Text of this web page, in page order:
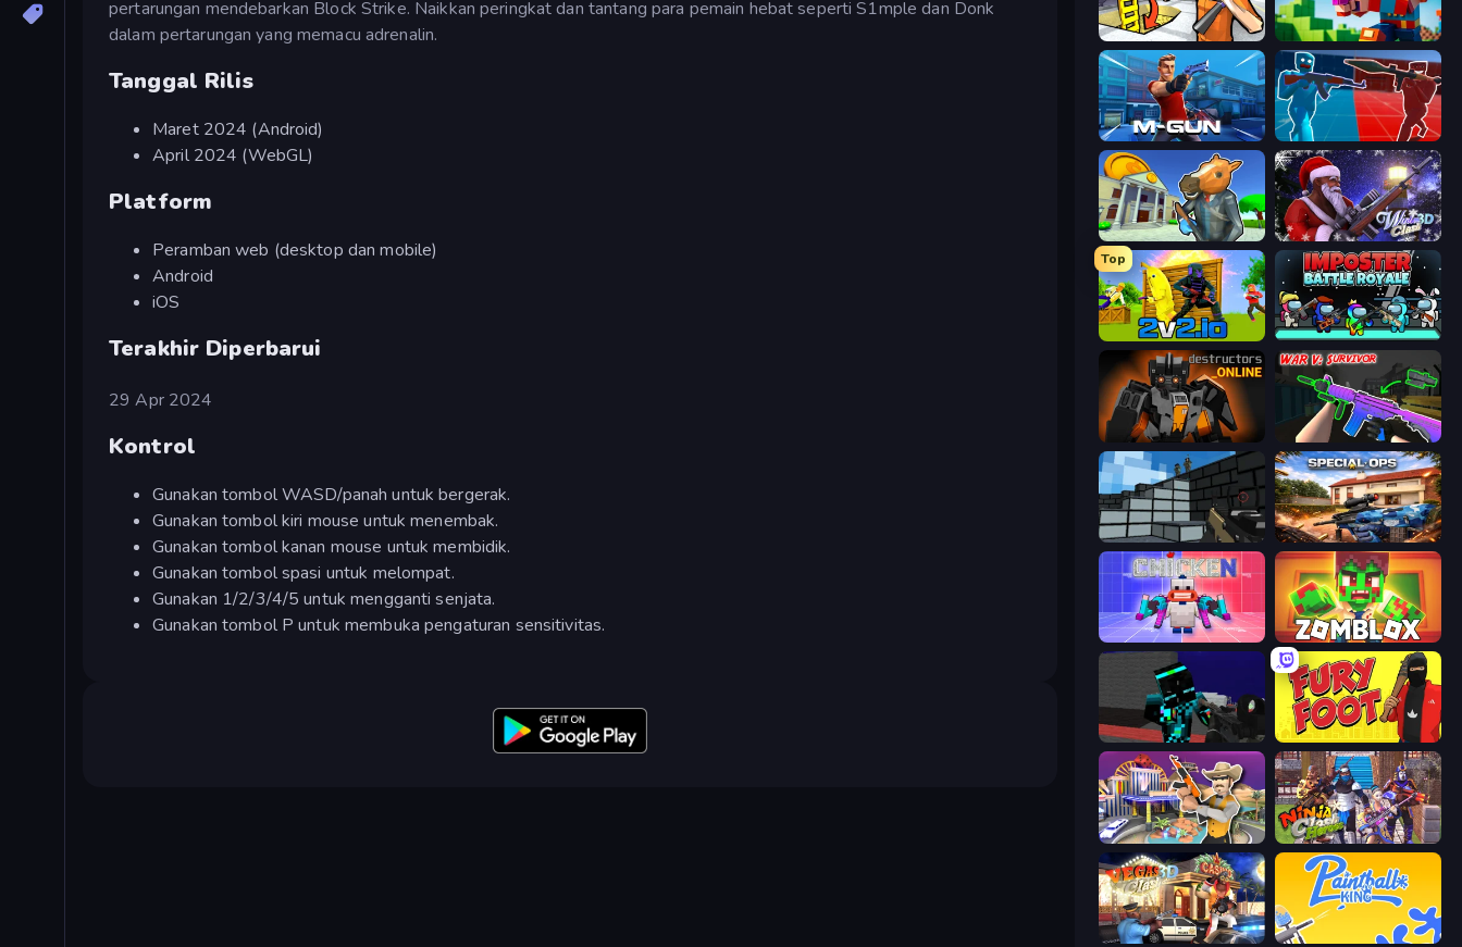
pertarungan mendebarkan Block Strike. Naikkan peringkat dan tantang para pemain hebat seperti S1mple dan Donk
dalam pertarungan yang memacu adrenalin.
Tanggal Rilis
Maret 2024 (Android)
April 2024 (WebGL)
Platform
Peramban web (desktop dan mobile)
Android
iOS
Terakhir Diperbarui
29 Apr 2024
Kontrol
Gunakan tombol WASD/panah untuk bergerak.
Gunakan tombol kiri mouse untuk menembak.
Gunakan tombol kanan mouse untuk membidik.
Gunakan tombol spasi untuk melompat.
Gunakan 1/2/3/4/5 untuk mengganti senjata.
Gunakan tombol P untuk membuka pengaturan sensitivitas.
Grand Escape: Prison Bit Gun.io
Muscle Gun.IO Battle of the Soldiers: Red vs Blue
Bank Robbery 3 Winter Clash 3D
Top
2v2.io Imposter Battle Royale
Destructors Online War V: Survivor
Pixel Gun 3D Special Ops: GO
Chicken CS Zomblox
Pixel Wars of Hero Fury Foot
Casino Robbery Ninja Clash Heroes
Vegas Clash 3D Paintball King